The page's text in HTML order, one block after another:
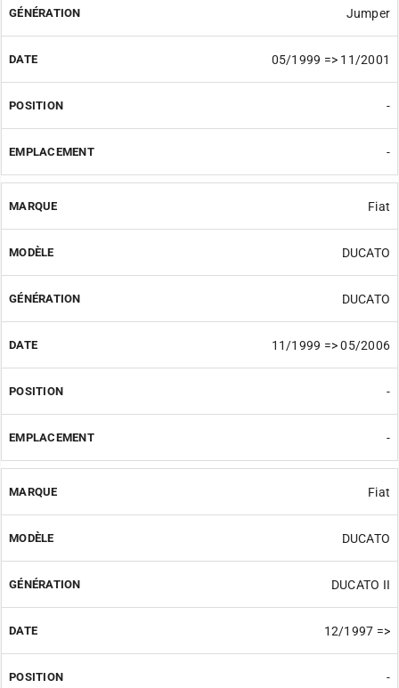
Jumper
05/1999 => 11/2001
-
-
Fiat
DUCATO
DUCATO
11/1999 => 05/2006
-
-
Fiat
DUCATO
DUCATO II
12/1997 =>
-